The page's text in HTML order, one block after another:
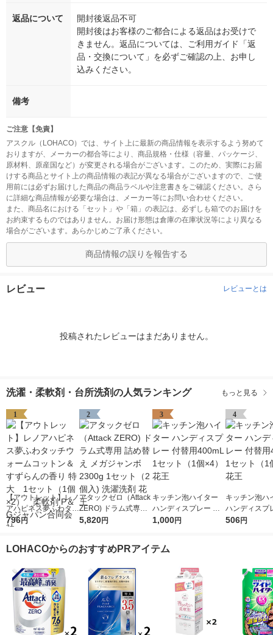
返品について
開封後返品不可
開封後はお客様のご都合による返品はお受けで
きません。返品については、ご利用ガイド「返
品・交換について」を必ずご確認の上、お申し
込みください。
備考
ご注意【免責】
アスクル（LOHACO）では、サイト上に最新の商品情報を表示するよう努めて
おりますが、メーカーの都合等により、商品規格・仕様（容量、パッケージ、
原材料、原産国など）が変更される場合がございます。このため、実際にお届
けする商品とサイト上の商品情報の表記が異なる場合がございますので、ご使
用前には必ずお届けした商品の商品ラベルや注意書きをご確認ください。さら
に詳細な商品情報が必要な場合は、メーカー等にお問い合わせください。
また、商品名における「セット」や「箱」の表記は、必ずしも箱でのお届けを
お約束するものではありません。お届け形態は倉庫の在庫状況等により異なる
場合がございます。あらかじめご了承ください。
商品情報の誤りを報告する
レビュー レビューとは
投稿されたレビューはまだありません。
洗濯・柔軟剤・台所洗剤の人気ランキング もっと見る
1
【アウトレット】レノ
アハピネス夢ふわタッ
チウォームコットン＆
2） 柔軟剤 P＆Gジ
796円
2
アタックゼロ（Attack
ZERO) ドラム式専用
詰め替え メガジャン
5,820円
3
キッチン泡ハイター
ハンディスプレー 付
替用400mL 1セット
1,000円
4
キッチン泡ハ
ハンディスプ
替用400mL 1
506円
LOHACOからのおすすめPRアイテム